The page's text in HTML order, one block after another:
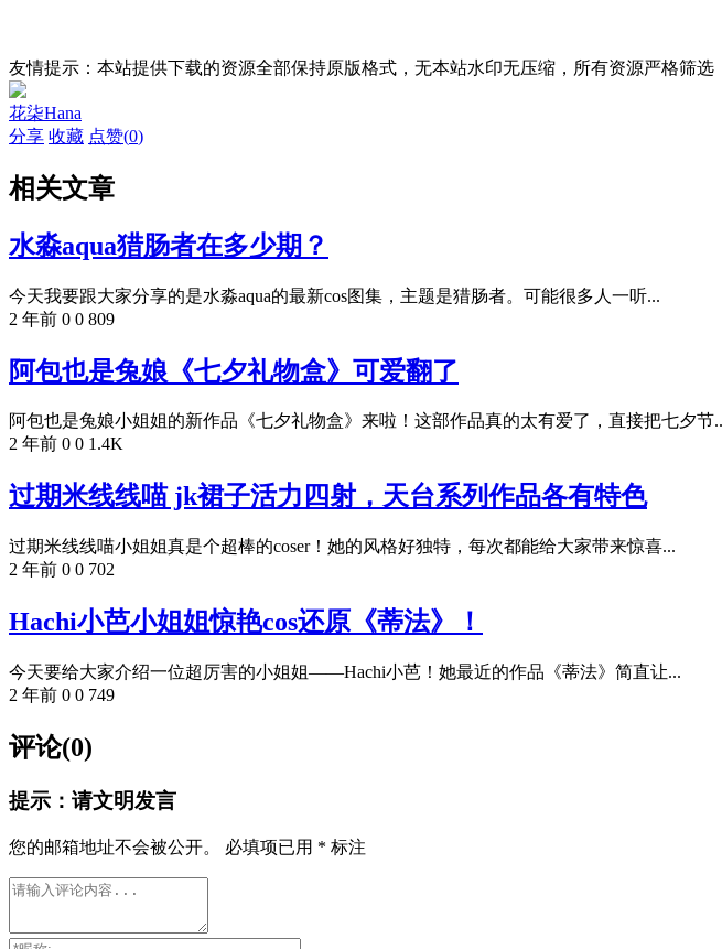
友情提示：本站提供下载的资源全部保持原版格式，无本站水印无压缩，所有资源严格筛选
花柒Hana
分享 收藏 点赞(0)
相关文章
水淼aqua猎肠者在多少期？
今天我要跟大家分享的是水淼aqua的最新cos图集，主题是猎肠者。可能很多人一听...
2 年前 0 0 809
阿包也是兔娘《七夕礼物盒》可爱翻了
阿包也是兔娘小姐姐的新作品《七夕礼物盒》来啦！这部作品真的太有爱了，直接把七夕节
2 年前 0 0 1.4K
过期米线线喵 jk裙子活力四射，天台系列作品各有特色
过期米线线喵小姐姐真是个超棒的coser！她的风格好独特，每次都能给大家带来惊喜...
2 年前 0 0 702
Hachi小芭小姐姐惊艳cos还原《蒂法》！
今天要给大家介绍一位超厉害的小姐姐——Hachi小芭！她最近的作品《蒂法》简直让...
2 年前 0 0 749
评论(0)
提示：请文明发言
您的邮箱地址不会被公开。 必填项已用 * 标注